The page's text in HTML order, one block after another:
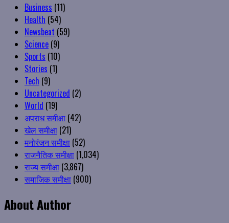
Business (11)
Health (54)
Newsbeat (59)
Science (9)
Sports (10)
Stories (1)
Tech (9)
Uncategorized (2)
World (19)
अपराध समीक्षा (42)
खेल समीक्षा (21)
मनोरंजन समीक्षा (52)
राजनैतिक समीक्षा (1,034)
राज्य समीक्षा (3,867)
समाजिक समीक्षा (900)
About Author